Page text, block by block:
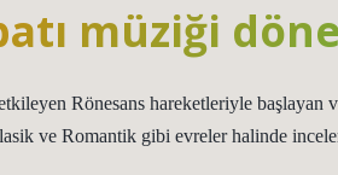
müziği
Rönesans hareketleriyle başlayan
ve Romantik gibi evreler halinde